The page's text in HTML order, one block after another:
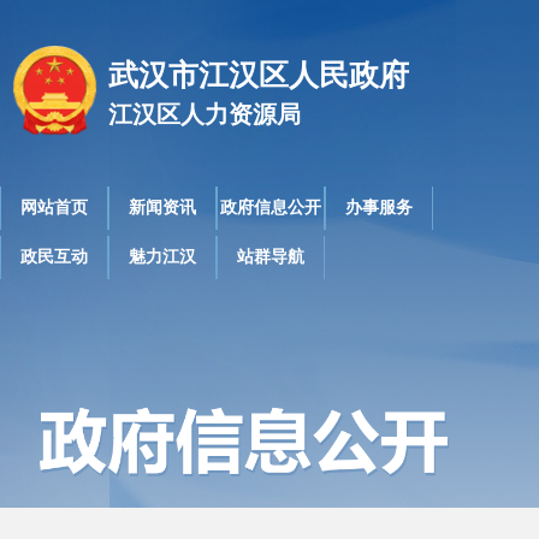
武汉市江汉区人民政府
江汉区人力资源局
网站首页 新闻资讯 政府信息公开 办事服务
政民互动 魅力江汉 站群导航